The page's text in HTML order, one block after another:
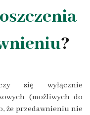
?
się wyłącznie
(możliwych do
że przedawnieniu nie